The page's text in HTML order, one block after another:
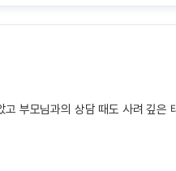
부모님과의 상담 때도 사려 깊은